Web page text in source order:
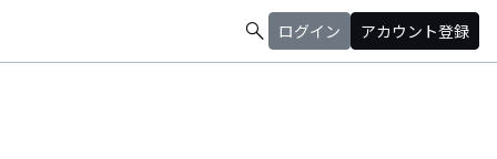
search ログイン アカウント登録